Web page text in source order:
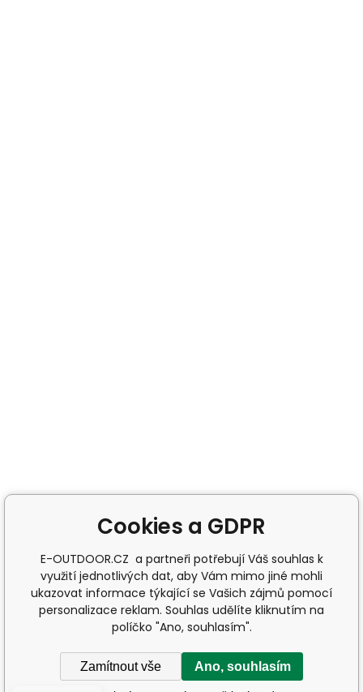
Cookies a GDPR
E-OUTDOOR.CZ a partneři potřebují Váš souhlas k
využití jednotlivých dat, aby Vám mimo jiné mohli
ukazovat informace týkající se Vašich zájmů pomocí
personalizace reklam. Souhlas udělíte kliknutím na
políčko "Ano, souhlasím".
Zamítnout vše Ano, souhlasím